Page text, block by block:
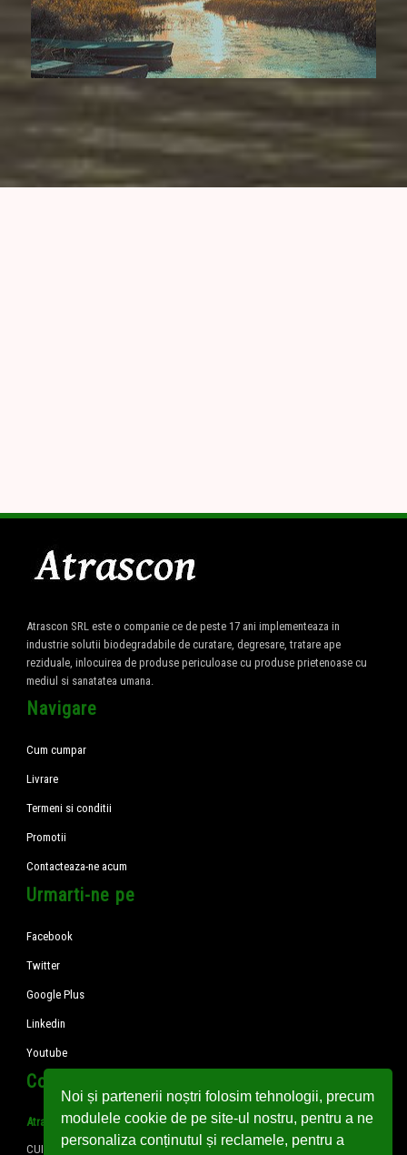
Noi și partenerii noștri folosim tehnologii, precum
modulele cookie de pe site-ul nostru, pentru a ne
personaliza conținutul și reclamele, pentru a
Atrascon SRL este o companie ce de peste 17 ani implementeaza in
industrie solutii biodegradabile de curatare, degresare, tratare ape
reziduale, inlocuirea de produse periculoase cu produse prietenoase cu
mediul si sanatatea umana.
Navigare
Cum cumpar
Livrare
Termeni si conditii
Promotii
Contacteaza-ne acum
Urmarti-ne pe
Facebook
Twitter
Google Plus
Linkedin
Youtube
Contact rapid
Atrascon SRL
CUI: RO2286201; Reg. Com. J16/814/1992